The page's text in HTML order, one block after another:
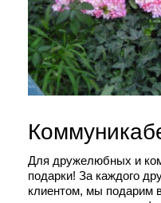
Для дружелюбных и
подарки! За каждого
клиентом, мы подарим